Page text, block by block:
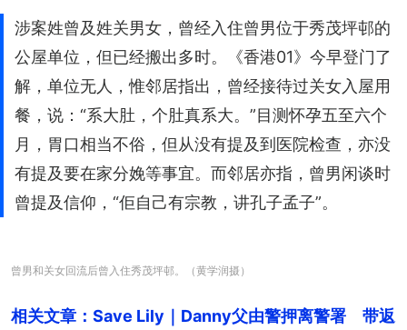
涉案姓曾及姓关男女，曾经入住曾男位于秀茂坪邨的
公屋单位，但已经搬出多时。《香港01》今早登门了
解，单位无人，惟邻居指出，曾经接待过关女入屋用
餐，说：“系大肚，个肚真系大。”目测怀孕五至六个
月，胃口相当不俗，但从没有提及到医院检查，亦没
有提及要在家分娩等事宜。而邻居亦指，曾男闲谈时
曾提及信仰，“佢自己有宗教，讲孔子孟子”。
曾男和关女回流后曾入住秀茂坪邨。（黄学润摄）
相关文章：Save Lily｜Danny父由警押离警署　带返